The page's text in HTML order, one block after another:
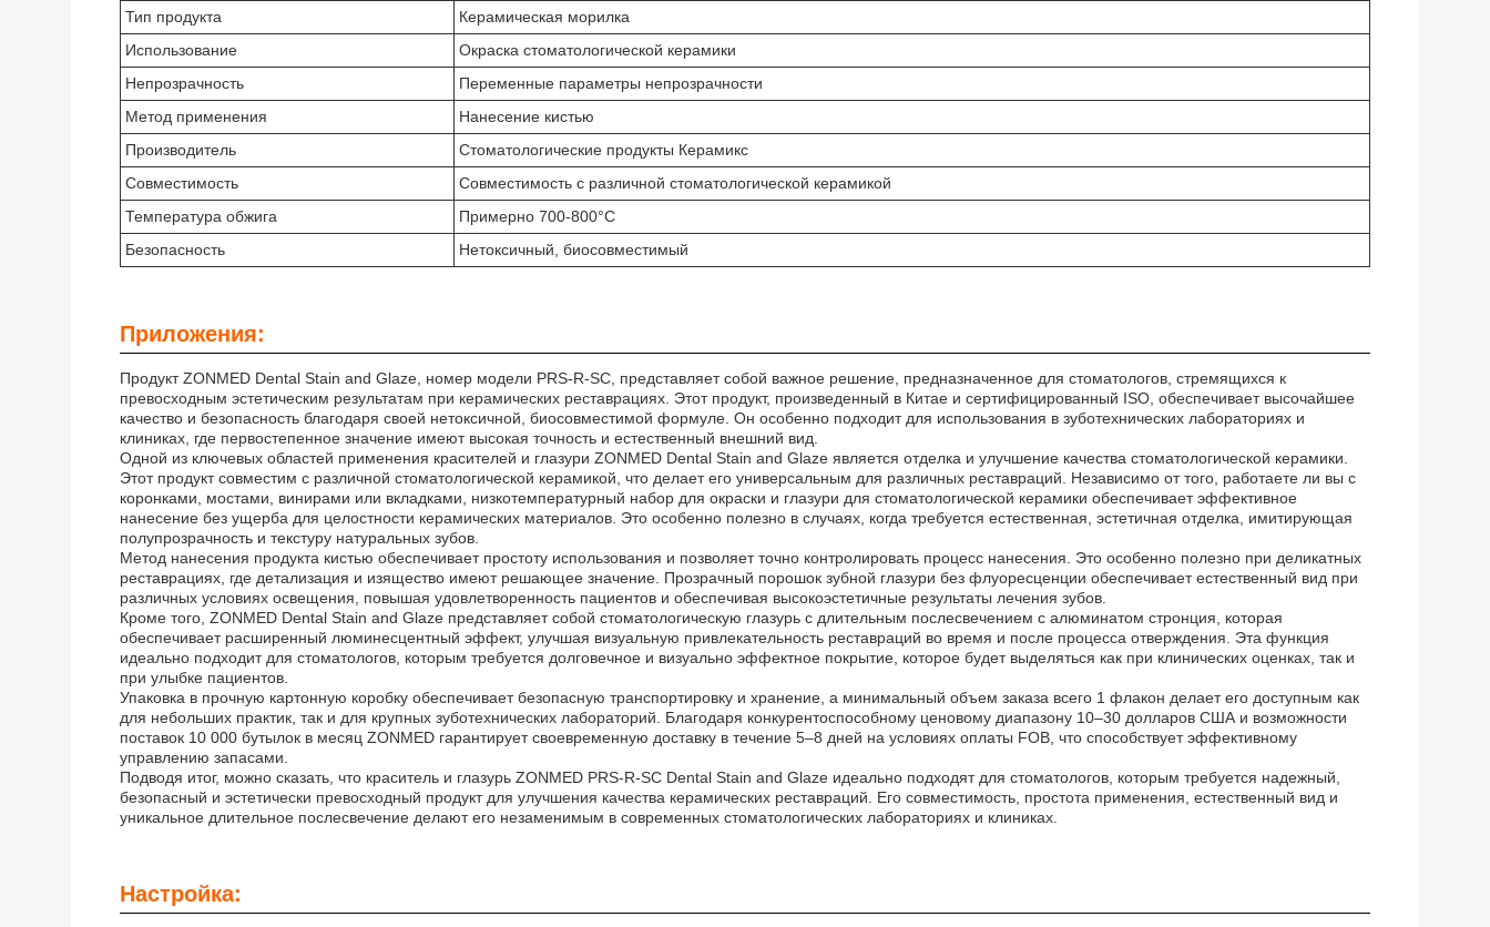
Тип продукта
Керамическая морилка
Использование
Окраска стоматологической керамики
Непрозрачность
Переменные параметры непрозрачности
Метод применения
Нанесение кистью
Производитель
Стоматологические продукты Керамикс
Совместимость
Совместимость с различной стоматологической керамикой
Температура обжига
Примерно 700-800°С
Безопасность
Нетоксичный, биосовместимый
Приложения:
Продукт ZONMED Dental Stain and Glaze, номер модели PRS-R-SC, представляет собой важное решение, предназначенное для стоматологов, стремящихся к
превосходным эстетическим результатам при керамических реставрациях. Этот продукт, произведенный в Китае и сертифицированный ISO, обеспечивает высочайшее
качество и безопасность благодаря своей нетоксичной, биосовместимой формуле. Он особенно подходит для использования в зуботехнических лабораториях и
клиниках, где первостепенное значение имеют высокая точность и естественный внешний вид.
Одной из ключевых областей применения красителей и глазури ZONMED Dental Stain and Glaze является отделка и улучшение качества стоматологической керамики.
Этот продукт совместим с различной стоматологической керамикой, что делает его универсальным для различных реставраций. Независимо от того, работаете ли вы с
коронками, мостами, винирами или вкладками, низкотемпературный набор для окраски и глазури для стоматологической керамики обеспечивает эффективное
нанесение без ущерба для целостности керамических материалов. Это особенно полезно в случаях, когда требуется естественная, эстетичная отделка, имитирующая
полупрозрачность и текстуру натуральных зубов.
Метод нанесения продукта кистью обеспечивает простоту использования и позволяет точно контролировать процесс нанесения. Это особенно полезно при деликатных
реставрациях, где детализация и изящество имеют решающее значение. Прозрачный порошок зубной глазури без флуоресценции обеспечивает естественный вид при
различных условиях освещения, повышая удовлетворенность пациентов и обеспечивая высокоэстетичные результаты лечения зубов.
Кроме того, ZONMED Dental Stain and Glaze представляет собой стоматологическую глазурь с длительным послесвечением с алюминатом стронция, которая
обеспечивает расширенный люминесцентный эффект, улучшая визуальную привлекательность реставраций во время и после процесса отверждения. Эта функция
идеально подходит для стоматологов, которым требуется долговечное и визуально эффектное покрытие, которое будет выделяться как при клинических оценках, так и
при улыбке пациентов.
Упаковка в прочную картонную коробку обеспечивает безопасную транспортировку и хранение, а минимальный объем заказа всего 1 флакон делает его доступным как
для небольших практик, так и для крупных зуботехнических лабораторий. Благодаря конкурентоспособному ценовому диапазону 10–30 долларов США и возможности
поставок 10 000 бутылок в месяц ZONMED гарантирует своевременную доставку в течение 5–8 дней на условиях оплаты FOB, что способствует эффективному
управлению запасами.
Подводя итог, можно сказать, что краситель и глазурь ZONMED PRS-R-SC Dental Stain and Glaze идеально подходят для стоматологов, которым требуется надежный,
безопасный и эстетически превосходный продукт для улучшения качества керамических реставраций. Его совместимость, простота применения, естественный вид и
уникальное длительное послесвечение делают его незаменимым в современных стоматологических лабораториях и клиниках.
Настройка: